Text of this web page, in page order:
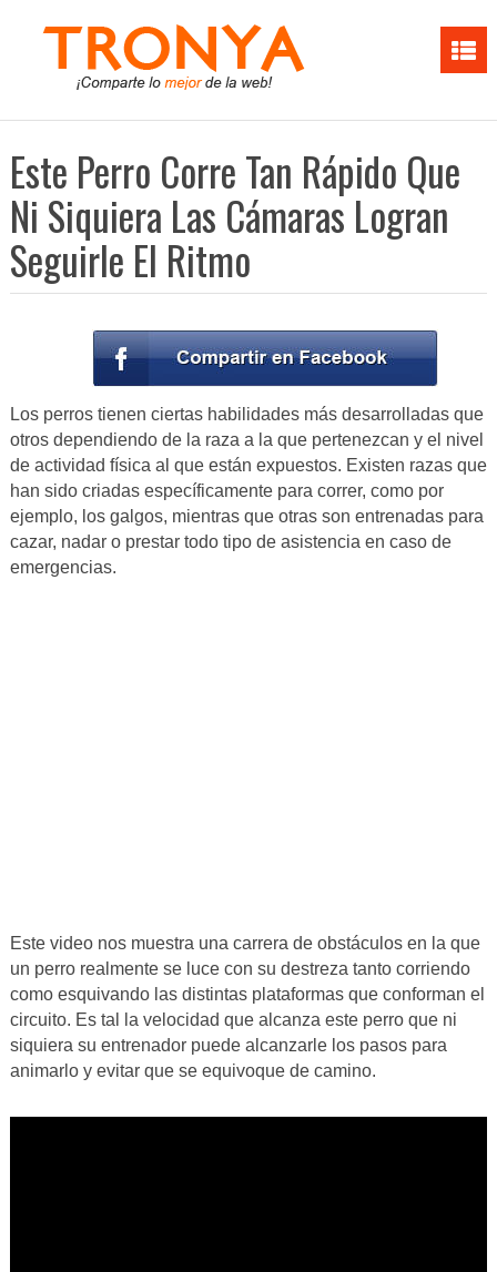
Este Perro Corre Tan Rápido Que
Ni Siquiera Las Cámaras Logran
Seguirle El Ritmo
Los perros tienen ciertas habilidades más desarrolladas que
otros dependiendo de la raza a la que pertenezcan y el nivel
de actividad física al que están expuestos. Existen razas que
han sido criadas específicamente para correr, como por
ejemplo, los galgos, mientras que otras son entrenadas para
cazar, nadar o prestar todo tipo de asistencia en caso de
emergencias.
Este video nos muestra una carrera de obstáculos en la que
un perro realmente se luce con su destreza tanto corriendo
como esquivando las distintas plataformas que conforman el
circuito. Es tal la velocidad que alcanza este perro que ni
siquiera su entrenador puede alcanzarle los pasos para
animarlo y evitar que se equivoque de camino.